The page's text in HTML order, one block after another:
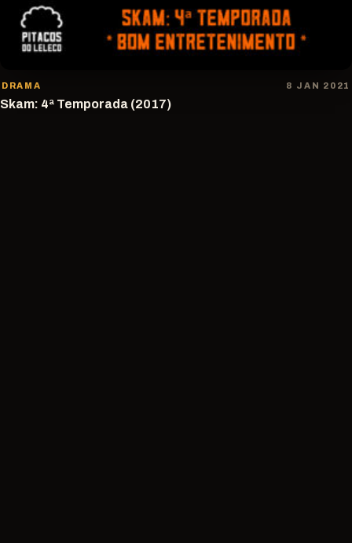
DRAMA 8 JAN 2021
Skam: 4ª Temporada (2017)